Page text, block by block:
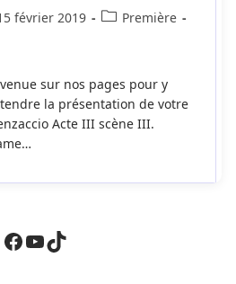
:
février 2019
PostPremière
sur nos pages pour y
la présentation de votre
Acte III scène III.
Facebook
YouTube
TikTok